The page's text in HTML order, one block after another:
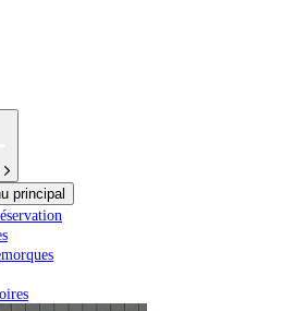
principal